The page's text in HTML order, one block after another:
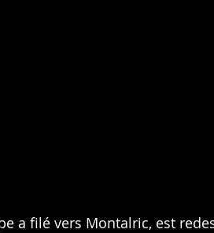
a filé vers Montalric, est